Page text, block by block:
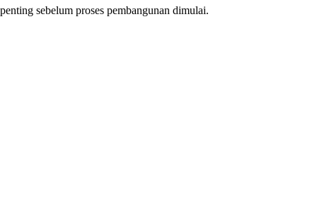
penting sebelum proses pembangunan dimulai.